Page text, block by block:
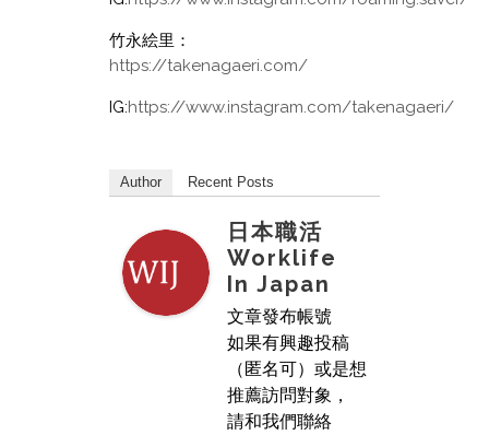
竹永絵里：
https://takenagaeri.com/
IG:https://www.instagram.com/takenagaeri/
Author Recent Posts
日本職活
Worklife
In Japan
文章發布帳號
如果有興趣投稿
（匿名可）或是想
推薦訪問對象，
請和我們聯絡